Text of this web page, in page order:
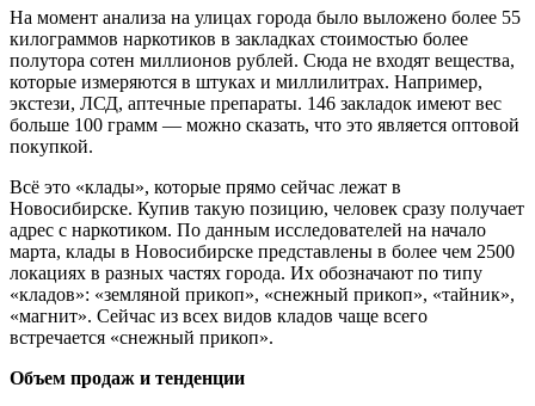
На момент анализа на улицах города было выложено более 55
килограммов наркотиков в закладках стоимостью более
полутора сотен миллионов рублей. Сюда не входят вещества,
которые измеряются в штуках и миллилитрах. Например,
экстези, ЛСД, аптечные препараты. 146 закладок имеют вес
больше 100 грамм — можно сказать, что это является оптовой
покупкой.
Всё это «клады», которые прямо сейчас лежат в
Новосибирске. Купив такую позицию, человек сразу получает
адрес с наркотиком. По данным исследователей на начало
марта, клады в Новосибирске представлены в более чем 2500
локациях в разных частях города. Их обозначают по типу
«кладов»: «земляной прикоп», «снежный прикоп», «тайник»,
«магнит». Сейчас из всех видов кладов чаще всего
встречается «снежный прикоп».
Объем продаж и тенденции